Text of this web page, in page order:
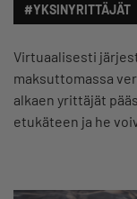
#YKSINYRITTÄJÄT
Virtuaalisesti
maksuttomassa
alkaen yrittäjät
etukäteen ja he